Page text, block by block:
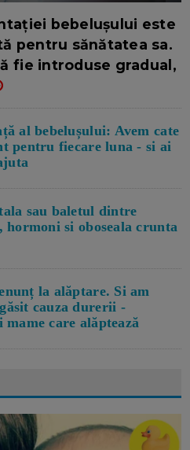
bebelușului este
pentru sănătatea sa.
fie introduse gradual,
al bebelușului: Avem cate
pentru fiecare luna - si ai
sau baletul dintre
hormoni si oboseala crunta
la alăptare. Si am
cauza durerii -
mame care alăptează